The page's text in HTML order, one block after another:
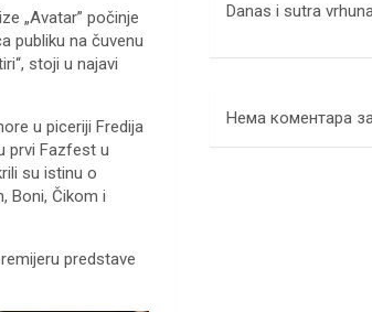
„Avatar” počinje
publiku na čuvenu
stoji u najavi
u piceriji Fredija
prvi Fazfest u
su istinu o
Boni, Čikom i
predstave
Danas i sutra
Нема коментара